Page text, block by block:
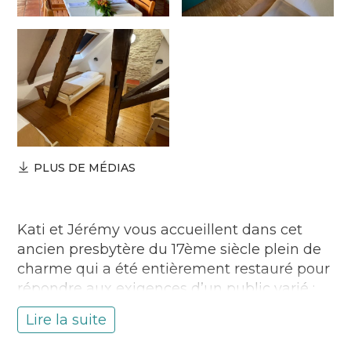
PLUS DE MÉDIAS
Kati et Jérémy vous accueillent dans cet
ancien presbytère du 17ème siècle plein de
charme qui a été entièrement restauré pour
répondre aux exigences d’un public varié :
Individuels, familles et groupes, scolaires,
séminaires, randonneurs et cyclistes.
Lire la suite